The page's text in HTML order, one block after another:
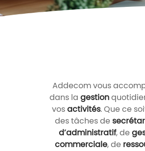
Addecom vous
dans la gestion
vos activités. Que ce
des tâches de
d’administratif, de
commerciale, de